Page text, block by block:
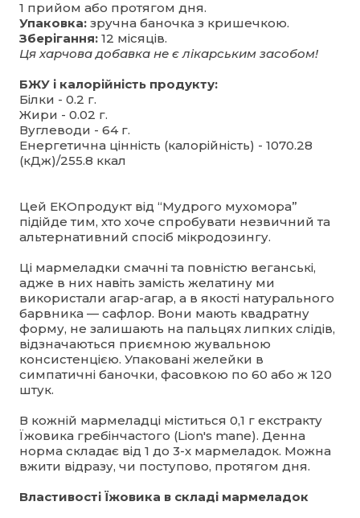
1 прийом або протягом дня.
Упаковка: зручна баночка з кришечкою.
Зберігання: 12 місяців.
Ця харчова добавка не є лікарським засобом!
БЖУ і калорійність продукту:
Білки - 0.2 г.
Жири - 0.02 г.
Вуглеводи - 64 г.
Енергетична цінність (калорійність) - 1070.28
(кДж)/255.8 ккал
Цей ЕКОпродукт від “Мудрого мухомора”
підійде тим, хто хоче спробувати незвичний та
альтернативний спосіб мікродозингу.
Ці мармеладки смачні та повністю веганські,
адже в них навіть замість желатину ми
використали агар-агар, а в якості натурального
барвника — сафлор. Вони мають квадратну
форму, не залишають на пальцях липких слідів,
відзначаються приємною жувальною
консистенцією. Упаковані желейки в
симпатичні баночки, фасовкою по 60 або ж 120
штук.
В кожній мармеладці міститься 0,1 г екстракту
Їжовика гребінчастого (Lion's mane). Денна
норма складає від 1 до 3-х мармеладок. Можна
вжити відразу, чи поступово, протягом дня.
Властивості Їжовика в складі мармеладок